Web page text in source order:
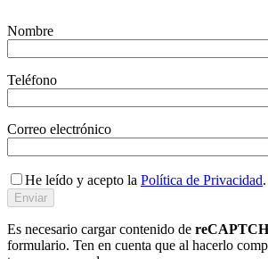
Nombre
Teléfono
Correo electrónico
He leído y acepto la Política de Privacidad.
Es necesario cargar contenido de
formulario. Ten en cuenta que al hacerlo